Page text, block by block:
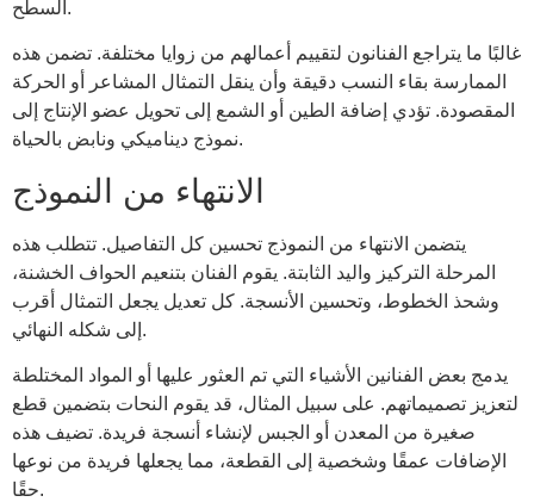
السطح.
غالبًا ما يتراجع الفنانون لتقييم أعمالهم من زوايا مختلفة. تضمن هذه
الممارسة بقاء النسب دقيقة وأن ينقل التمثال المشاعر أو الحركة
المقصودة. تؤدي إضافة الطين أو الشمع إلى تحويل عضو الإنتاج إلى
نموذج ديناميكي ونابض بالحياة.
الانتهاء من النموذج
يتضمن الانتهاء من النموذج تحسين كل التفاصيل. تتطلب هذه
المرحلة التركيز واليد الثابتة. يقوم الفنان بتنعيم الحواف الخشنة،
وشحذ الخطوط، وتحسين الأنسجة. كل تعديل يجعل التمثال أقرب
إلى شكله النهائي.
يدمج بعض الفنانين الأشياء التي تم العثور عليها أو المواد المختلطة
لتعزيز تصميماتهم. على سبيل المثال، قد يقوم النحات بتضمين قطع
صغيرة من المعدن أو الجبس لإنشاء أنسجة فريدة. تضيف هذه
الإضافات عمقًا وشخصية إلى القطعة، مما يجعلها فريدة من نوعها
حقًا.